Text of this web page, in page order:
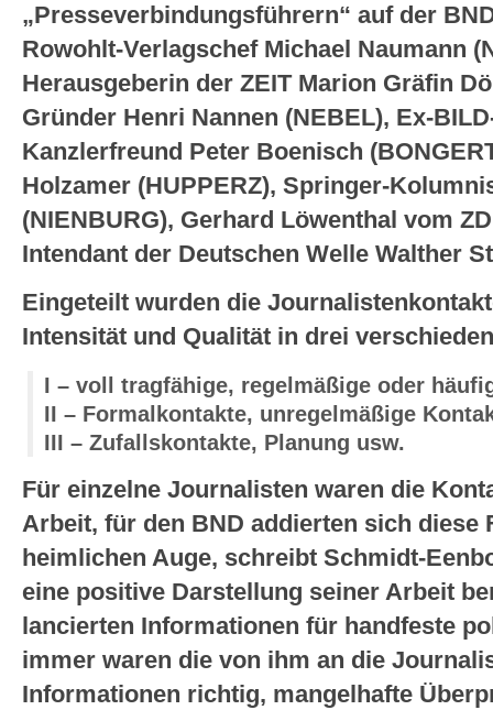
„Presseverbindungsführern“ auf der
Rowohlt-Verlagschef Michael Naumann
Herausgeberin der ZEIT Marion Gräfin
Gründer Henri Nannen (NEBEL), Ex-
Kanzlerfreund Peter Boenisch
Holzamer (HUPPERZ), Springer-
(NIENBURG), Gerhard Löwenthal vom
Intendant der Deutschen Welle Walther
Eingeteilt wurden die
Intensität und Qualität in drei
I – voll tragfähige, regelmäßige oder
II – Formalkontakte, unregelmäßige
III – Zufallskontakte, Planung usw.
Für einzelne Journalisten waren die
Arbeit, für den BND addierten sich diese
heimlichen Auge, schreibt Schmidt-
eine positive Darstellung seiner Arbeit
lancierten Informationen für handfeste
immer waren die von ihm an die
Informationen richtig, mangelhafte